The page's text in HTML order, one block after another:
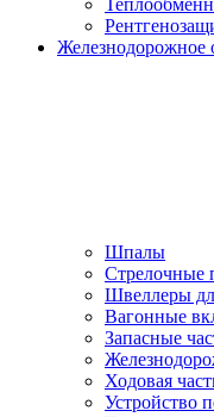
Железнодорожное
Шпалы
Стрелочные
Швеллеры
Вагонные
Запасные
Ходовая
Устройство